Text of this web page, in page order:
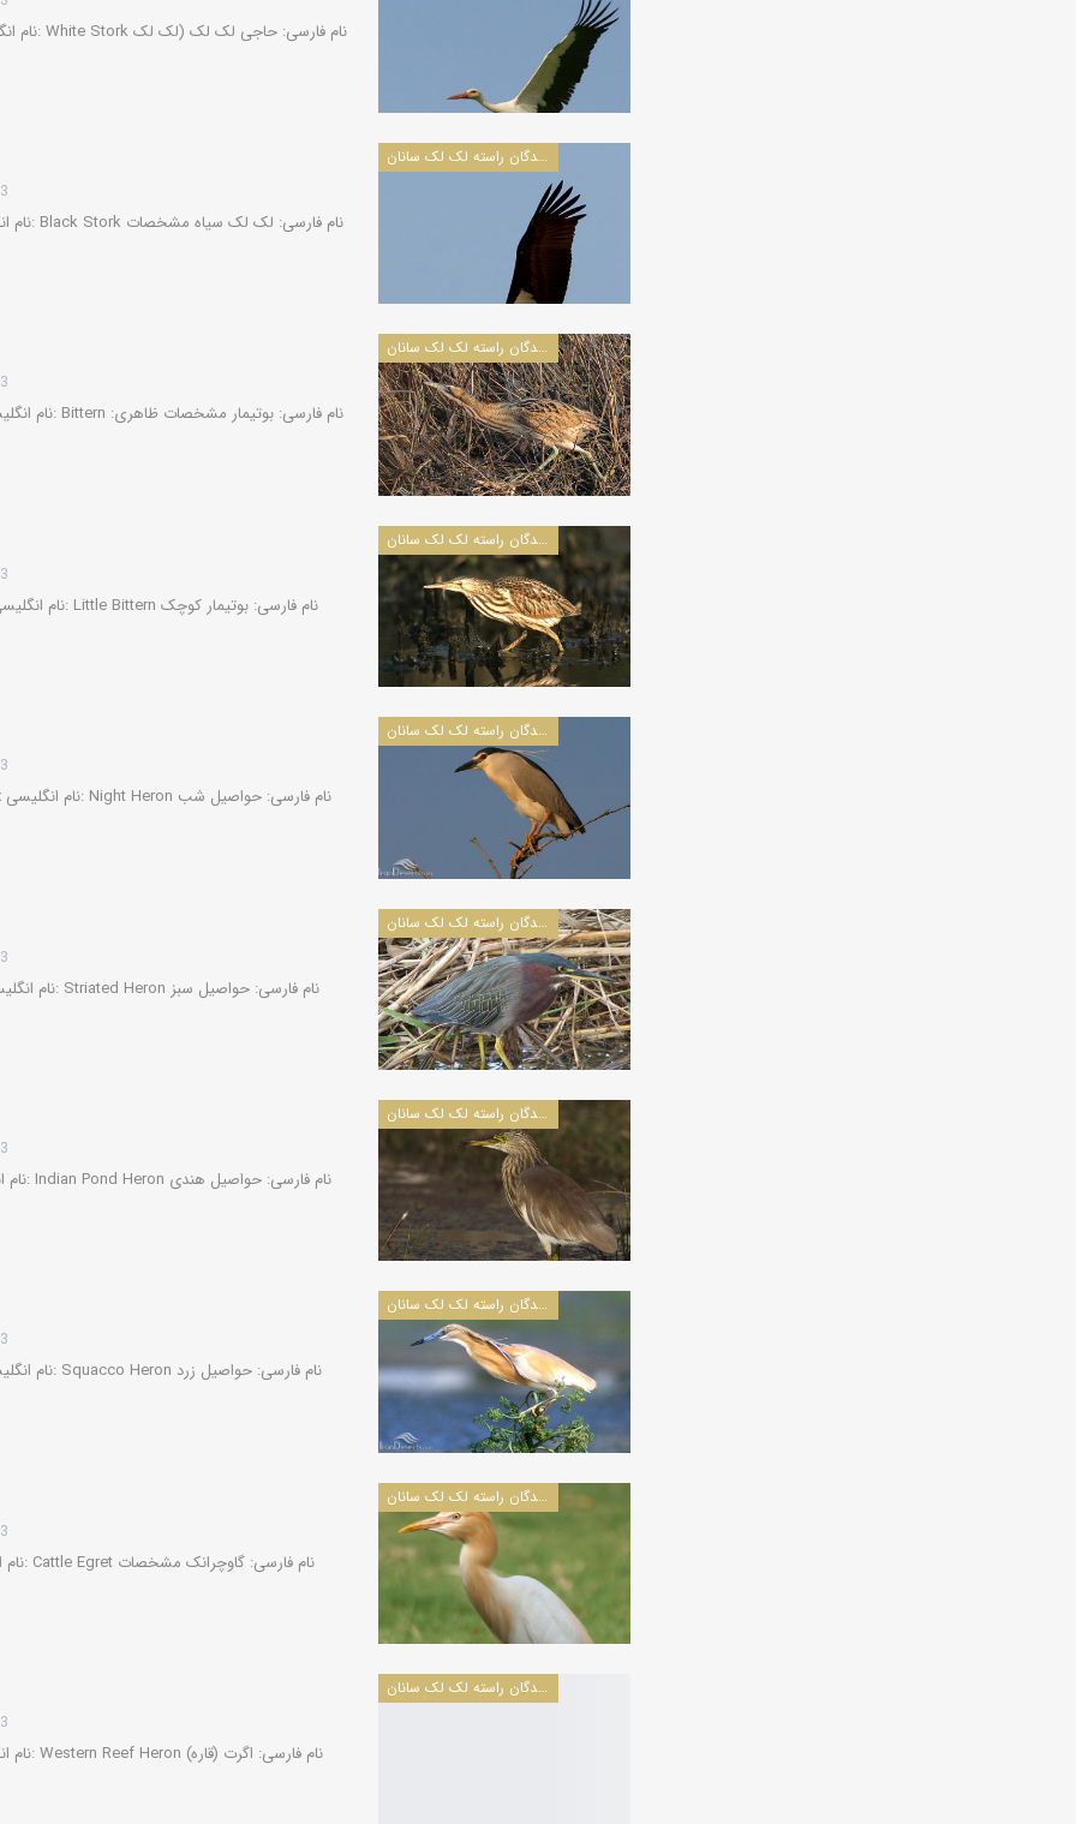
پرندگان راسته لک لک سانان
پرندگان راسته لک لک سانان
پرندگان راسته لک لک سانان
پرندگان راسته لک لک سانان
پرندگان راسته لک لک سانان
پرندگان راسته لک لک سانان
پرندگان راسته لک لک سانان
پرندگان راسته لک لک سانان
پرندگان راسته لک لک سانان